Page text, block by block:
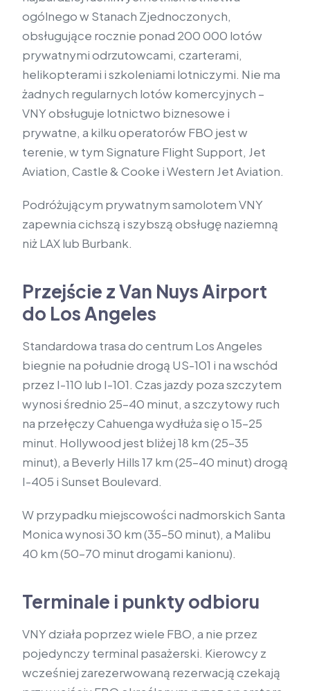
ogólnego w Stanach Zjednoczonych,
obsługujące rocznie ponad 200 000 lotów
prywatnymi odrzutowcami, czarterami,
helikopterami i szkoleniami lotniczymi. Nie ma
żadnych regularnych lotów komercyjnych –
VNY obsługuje lotnictwo biznesowe i
prywatne, a kilku operatorów FBO jest w
terenie, w tym Signature Flight Support, Jet
Aviation, Castle & Cooke i Western Jet Aviation.
Podróżującym prywatnym samolotem VNY
zapewnia cichszą i szybszą obsługę naziemną
niż LAX lub Burbank.
Przejście z Van Nuys Airport
do Los Angeles
Standardowa trasa do centrum Los Angeles
biegnie na południe drogą US-101 i na wschód
przez I-110 lub I-101. Czas jazdy poza szczytem
wynosi średnio 25–40 minut, a szczytowy ruch
na przełęczy Cahuenga wydłuża się o 15–25
minut. Hollywood jest bliżej 18 km (25–35
minut), a Beverly Hills 17 km (25–40 minut) drogą
I-405 i Sunset Boulevard.
W przypadku miejscowości nadmorskich Santa
Monica wynosi 30 km (35–50 minut), a Malibu
40 km (50–70 minut drogami kanionu).
Terminale i punkty odbioru
VNY działa poprzez wiele FBO, a nie przez
pojedynczy terminal pasażerski. Kierowcy z
wcześniej zarezerwowaną rezerwacją czekają